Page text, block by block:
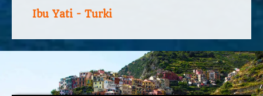
Ibu Yati - Turki